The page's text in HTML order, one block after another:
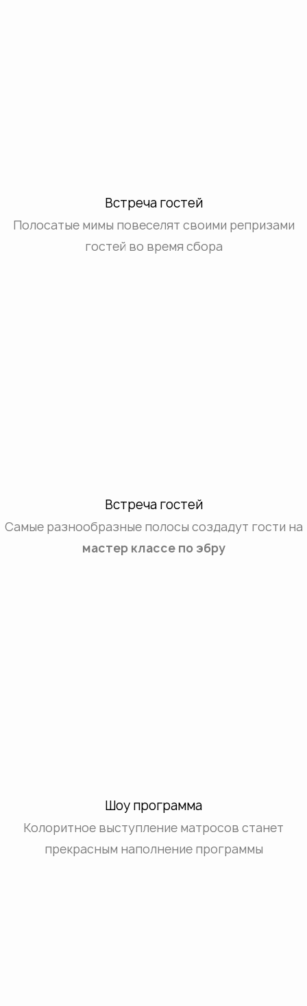
Встреча гостей
Полосатые мимы повеселят своими репризами
гостей во время сбора
Встреча гостей
Самые разнообразные полосы создадут гости на
мастер классе по эбру
Шоу программа
Колоритное выступление матросов станет
прекрасным наполнение программы